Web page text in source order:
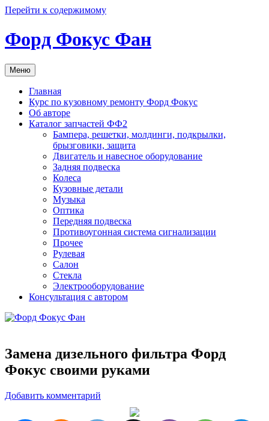
Перейти к содержимому
Форд Фокус Фан
Меню
Главная
Курс по кузовному ремонту Форд Фокус
Об авторе
Каталог запчастей ФФ2
Бампера, решетки, молдинги, подкрылки,
брызговики, защита
Двигатель и навесное оборудование
Задняя подвеска
Колеса
Кузовные детали
Музыка
Оптика
Передняя подвеска
Противоугонная система сигнализации
Прочее
Рулевая
Салон
Стекла
Электрооборудование
Консультация с автором
Замена дизельного фильтра Форд
Фокус своими руками
Добавить комментарий